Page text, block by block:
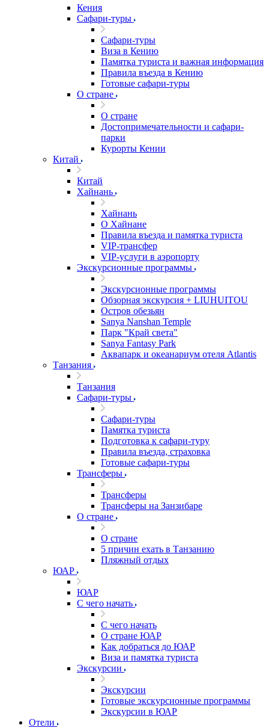
Кения
Сафари-туры
Сафари-туры
Виза в Кению
Памятка туриста и важная информация
Правила въезда в Кению
Готовые сафари-туры
О стране
О стране
Достопримечательности и сафари-
парки
Курорты Кении
Китай
Китай
Хайнань
Хайнань
О Хайнане
Правила въезда и памятка туриста
VIP-трансфер
VIP-услуги в аэропорту
Экскурсионные программы
Экскурсионные программы
Обзорная экскурсия + LIUHUITOU
Остров обезьян
Sanya Nanshan Temple
Парк "Край света"
Sanya Fantasy Park
Аквапарк и океанариум отеля Atlantis
Танзания
Танзания
Сафари-туры
Сафари-туры
Памятка туриста
Подготовка к сафари-туру
Правила въезда, страховка
Готовые сафари-туры
Трансферы
Трансферы
Трансферы на Занзибаре
О стране
О стране
5 причин ехать в Танзанию
Пляжный отдых
ЮАР
ЮАР
С чего начать
С чего начать
О стране ЮАР
Как добраться до ЮАР
Виза и памятка туриста
Экскурсии
Экскурсии
Готовые экскурсионные программы
Экскурсии в ЮАР
Отели